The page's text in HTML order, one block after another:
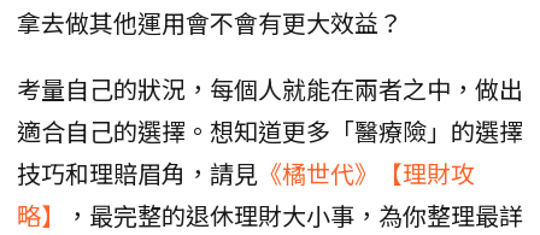
拿去做其他運用會不會有更大效益？
考量自己的狀況，每個人就能在兩者之中，做出
適合自己的選擇。想知道更多「醫療險」的選擇
技巧和理賠眉角，請見 《橘世代》【理財攻
略】
，最完整的退休理財大小事，為你整理最詳